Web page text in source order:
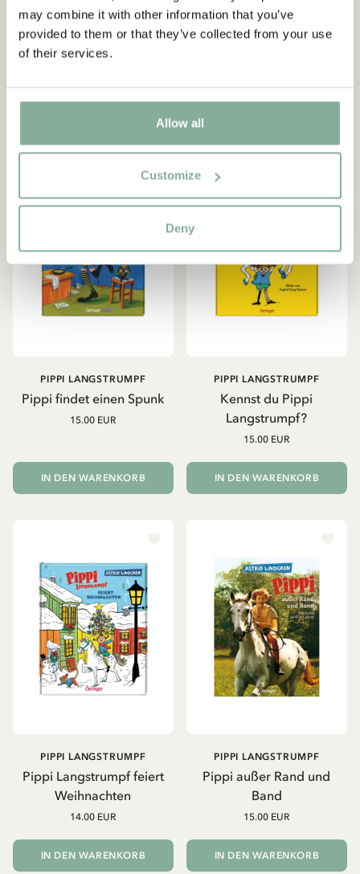
may combine it with other information that you’ve
provided to them or that they’ve collected from your use
of their services.
Allow all
Customize
Deny
Hallo, Pippi Langstrumpf!
IN DEN WARENKORB
Liederbuch „Singen mit
Pippi“ (Schwedisch)
IN DEN WARENKORB
Pippi findet einen Spunk
PIPPI LANGSTRUMPF
15.00 EUR
IN DEN WARENKORB
Kennst du Pippi
Langstrumpf?
PIPPI LANGSTRUMPF
15.00 EUR
IN DEN WARENKORB
Pippi Langstrumpf feiert
Weihnachten
PIPPI LANGSTRUMPF
14.00 EUR
IN DEN WARENKORB
Pippi außer Rand und
Band
PIPPI LANGSTRUMPF
15.00 EUR
IN DEN WARENKORB
Angebote sowie spannende Fakten über Astrid
Lindgren. Zusätzlich erhalten Sie 10 % Rabatt auf
Ihren ersten Einkauf!
JETZT MITGLIED WERDEN